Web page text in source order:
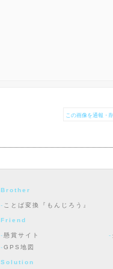
この画像を通報・
Brother
ことば変換『もんじろう』
Friend
懸賞サイト
GPS地図
Solution